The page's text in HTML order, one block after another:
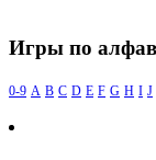
Игры по
0-9 A B C D E F G H I J